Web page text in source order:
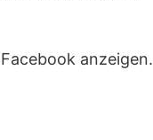
anzeigen.